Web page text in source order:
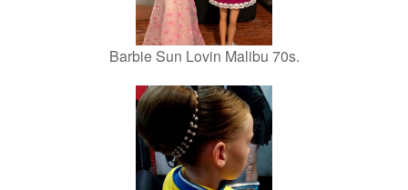
Barbie Sun Lovin Malibu 70s.